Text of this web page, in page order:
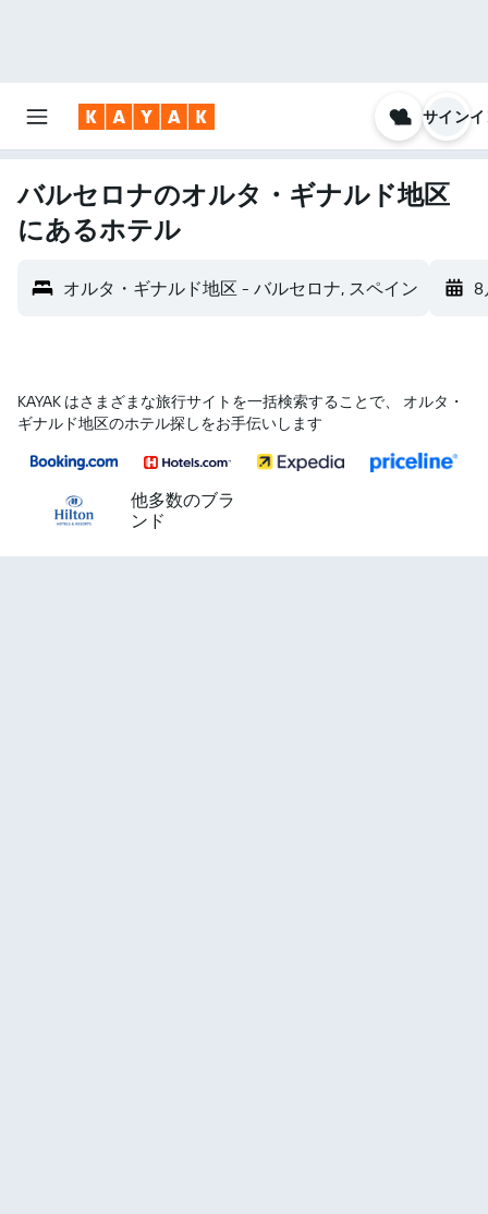
サイン
バルセロナのオルタ・ギナルド地区
にあるホテル
オルタ・ギナルド地区 - バルセロナ, スペイン 8
KAYAK はさまざまな旅行サイトを一括検索することで、 オルタ・
ギナルド地区のホテル探しをお手伝いします
他多数のブラ
ンド